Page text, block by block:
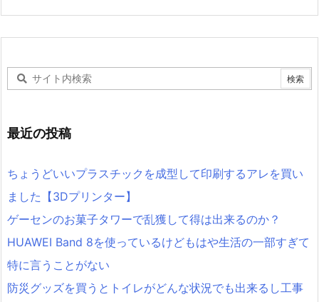
最近の投稿
ちょうどいいプラスチックを成型して印刷するアレを買い
ました【3Dプリンター】
ゲーセンのお菓子タワーで乱獲して得は出来るのか？
HUAWEI Band 8を使っているけどもはや生活の一部すぎて
特に言うことがない
防災グッズを買うとトイレがどんな状況でも出来るし工事